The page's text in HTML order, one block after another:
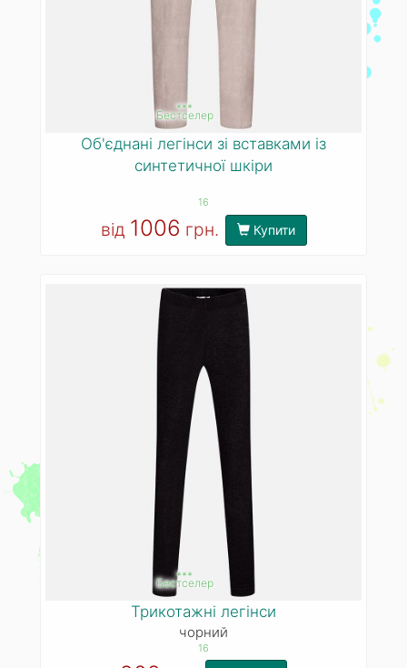
***
Бестселер
Об'єднані легінси зі вставками із
синтетичної шкіри
16
від 1006 грн. Купити
***
Бестселер
Трикотажні легінси
чорний
16